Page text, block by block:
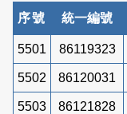
序號 統一編號
5501 86119323
5502 86120031
5503 86121828